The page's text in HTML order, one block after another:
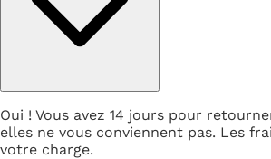
Oui ! Vous avez 14 jours pour
elles ne vous conviennent pas. Les
votre charge.